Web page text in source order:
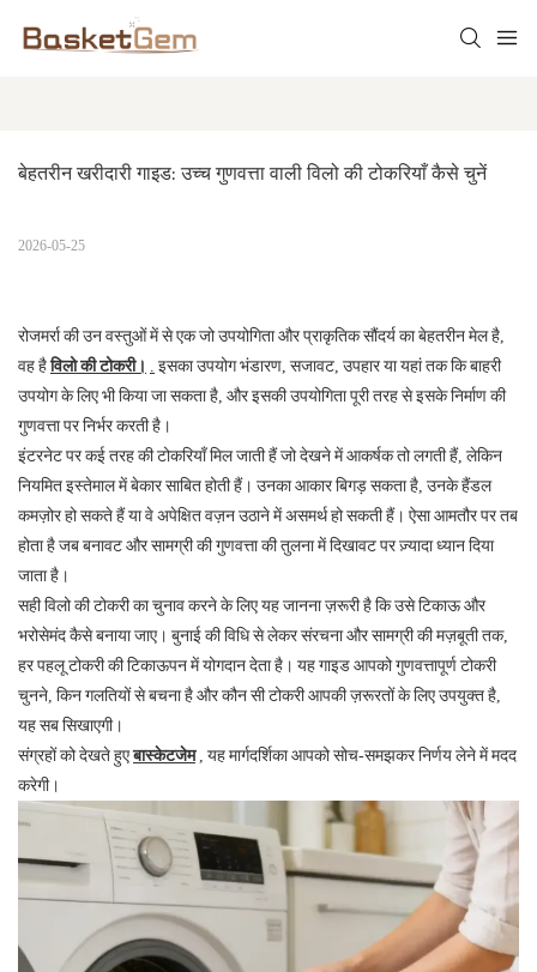
बेहतरीन खरीदारी गाइड: उच्च गुणवत्ता वाली विलो की टोकरियाँ कैसे चुनें
2026-05-25
रोजमर्रा की उन वस्तुओं में से एक जो उपयोगिता और प्राकृतिक सौंदर्य का बेहतरीन मेल है,
वह हैविलो की टोकरी।
इसका उपयोग भंडारण, सजावट, उपहार या यहां तक ​​कि बाहरी
उपयोग के लिए भी किया जा सकता है, और इसकी उपयोगिता पूरी तरह से इसके निर्माण की
गुणवत्ता पर निर्भर करती है।
इंटरनेट पर कई तरह की टोकरियाँ मिल जाती हैं जो देखने में आकर्षक तो लगती हैं, लेकिन
नियमित इस्तेमाल में बेकार साबित होती हैं। उनका आकार बिगड़ सकता है, उनके हैंडल
कमज़ोर हो सकते हैं या वे अपेक्षित वज़न उठाने में असमर्थ हो सकती हैं। ऐसा आमतौर पर तब
होता है जब बनावट और सामग्री की गुणवत्ता की तुलना में दिखावट पर ज़्यादा ध्यान दिया
जाता है।
सही विलो की टोकरी का चुनाव करने के लिए यह जानना ज़रूरी है कि उसे टिकाऊ और
भरोसेमंद कैसे बनाया जाए। बुनाई की विधि से लेकर संरचना और सामग्री की मज़बूती तक,
हर पहलू टोकरी की टिकाऊपन में योगदान देता है। यह गाइड आपको गुणवत्तापूर्ण टोकरी
चुनने, किन गलतियों से बचना है और कौन सी टोकरी आपकी ज़रूरतों के लिए उपयुक्त है,
यह सब सिखाएगी।
संग्रहों को देखते हुएबास्केटजेम
यह मार्गदर्शिका आपको सोच-समझकर निर्णय लेने में मदद
करेगी।